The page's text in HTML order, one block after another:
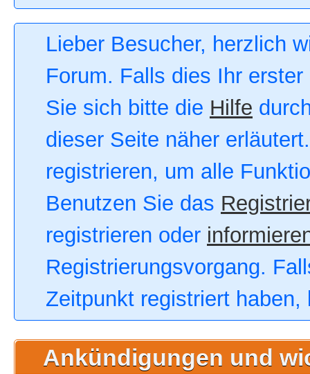
Lieber Besucher, herzlich
Forum. Falls dies Ihr
Sie sich bitte die Hilfe
dieser Seite näher
registrieren, um alle
Benutzen Sie das
registrieren oder
Registrierungsvorgang.
Zeitpunkt registriert
Ankündigungen und